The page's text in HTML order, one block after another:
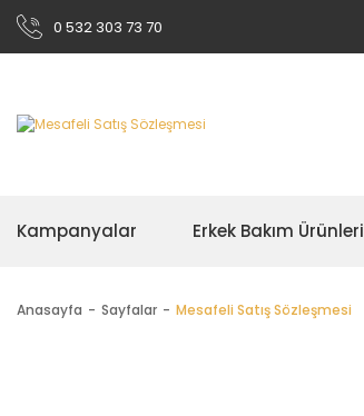
0 532 303 73 70
Kampanyalar Erkek Bakım Ürünleri
Anasayfa Sayfalar Mesafeli Satış Sözleşmesi